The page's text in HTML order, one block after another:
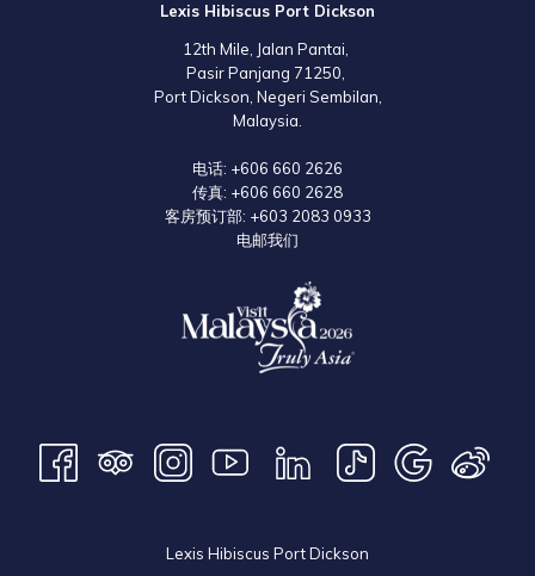
Lexis Hibiscus Port Dickson
12th Mile, Jalan Pantai,
Pasir Panjang 71250,
Port Dickson, Negeri Sembilan,
Malaysia.
电话: +606 660 2626
传真: +606 660 2628
客房预订部: +603 2083 0933
电邮我们
Lexis Hibiscus Port Dickson